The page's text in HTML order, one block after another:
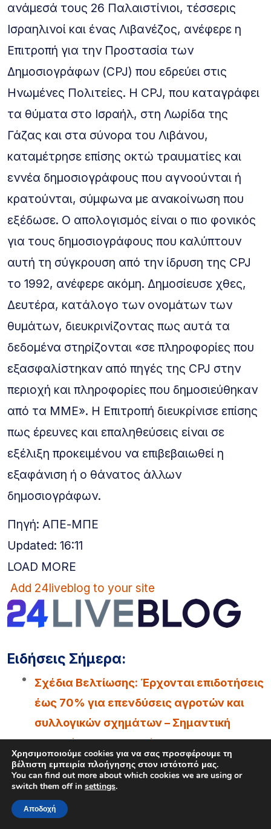
ανάμεσά τους 26 Παλαιστίνιοι, τέσσερις
Ισραηλινοί και ένας Λιβανέζος, ανέφερε η
Επιτροπή για την Προστασία των
Δημοσιογράφων (CPJ) που εδρεύει στις
Ηνωμένες Πολιτείες. Η CPJ, που καταγράφει
τα θύματα στο Ισραήλ, στη Λωρίδα της
Γάζας και στα σύνορα του Λιβάνου,
καταμέτρησε επίσης οκτώ τραυματίες και
εννέα δημοσιογράφους που αγνοούνται ή
κρατούνται, σύμφωνα με ανακοίνωση που
εξέδωσε. Ο απολογισμός είναι ο πιο φονικός
για τους δημοσιογράφους που καλύπτουν
αυτή τη σύγκρουση από την ίδρυση της CPJ
το 1992, ανέφερε ακόμη. Δημοσίευσε χθες,
Δευτέρα, κατάλογο των ονομάτων των
θυμάτων, διευκρινίζοντας πως αυτά τα
δεδομένα στηρίζονται «σε πληροφορίες που
εξασφαλίστηκαν από πηγές της CPJ στην
περιοχή και πληροφορίες που δημοσιεύθηκαν
από τα ΜΜΕ». Η Επιτροπή διευκρίνισε επίσης
πως έρευνες και επαληθεύσεις είναι σε
εξέλιξη προκειμένου να επιβεβαιωθεί η
εξαφάνιση ή ο θάνατος άλλων
δημοσιογράφων.
Πηγή: ΑΠΕ-ΜΠΕ
Updated: 16:11
LOAD MORE
Add 24liveblog to your site
Ειδήσεις Σήμερα:
Σχέδια Βελτίωσης: Έρχονται επιδοτήσεις
έως 70% για επενδύσεις αγροτών και
συλλογικών σχημάτων – Σημαντική
ευκαιρία και για τη Λήμνο
Κύκλος Ομιλιών για τα 100 χρόνια της
Νέας Κούταλης Ιστορία,
προσωπικότητες και συλλογική μνήμη 9,
Χρησιμοποιούμε cookies για να σας προσφέρουμε τη
βέλτιστη εμπειρία πλοήγησης στον ιστότοπό μας.
You can find out more about which cookies we are using or
switch them off in settings.
Αποδοχή